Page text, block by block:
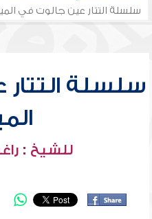
سلسلة التتار عين جالوت في
سلسلة
للشيخ :